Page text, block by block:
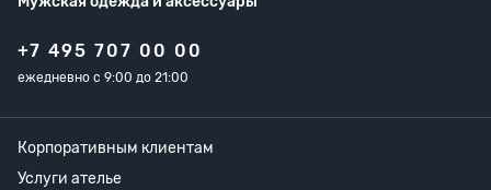
+7 495 707 00 00
ежедневно с 9:00 до 21:00
Корпоративным клиентам
Услуги ателье